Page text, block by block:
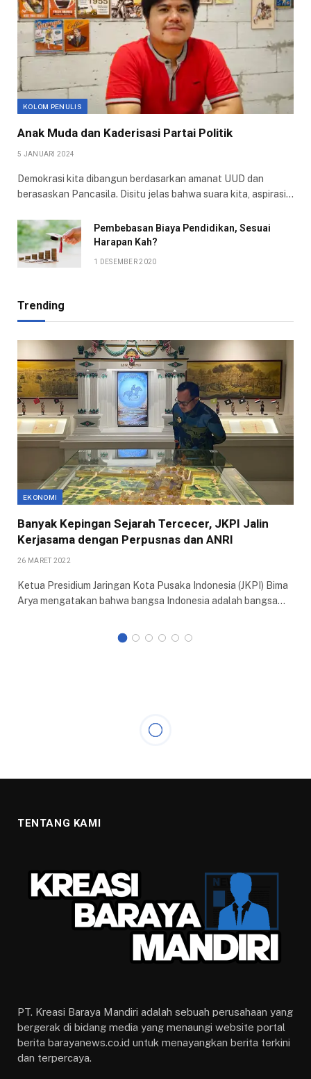
KOLOM PENULIS
Anak Muda dan Kaderisasi Partai Politik
5 JANUARI 2024
Demokrasi kita dibangun berdasarkan amanat UUD dan
berasaskan Pancasila. Disitu jelas bahwa suara kita, aspirasi…
Pembebasan Biaya Pendidikan, Sesuai
Harapan Kah?
1 DESEMBER 2020
Trending
EKONOMI
Banyak Kepingan Sejarah Tercecer, JKPI Jalin
Kerjasama dengan Perpusnas dan ANRI
26 MARET 2022
Ketua Presidium Jaringan Kota Pusaka Indonesia (JKPI) Bima
Arya mengatakan bahwa bangsa Indonesia adalah bangsa…
Kota Bogor, Hasilnya